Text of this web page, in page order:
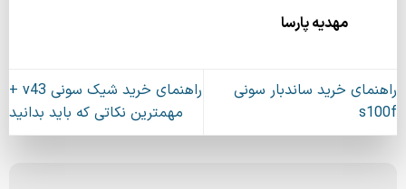
مهدیه پارسا
راهنمای خرید ساندبار سونی
s100f
راهنمای خرید شیک سونی v43 +
مهمترین نکاتی که باید بدانید